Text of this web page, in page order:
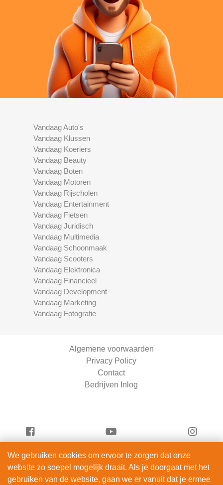
Vandaag Auto's
Vandaag Klussen
Vandaag Koeriers
Vandaag Beauty
Vandaag Boten
Vandaag Motoren
Vandaag Rijscholen
Vandaag Entertainment
Vandaag Fietsen
Vandaag Juridisch
Vandaag Multimedia
Vandaag Schoonmaak
Vandaag Scooters
Vandaag Elektronica
Vandaag Financieel
Vandaag Development
Vandaag Marketing
Vandaag Fotografie
Algemene voorwaarden
Privacy Policy
Contact
Bedrijven Inlog
Vandaag Fietsen is onderdeel van
ServiceRight B.V. | KVK 90914872
We gebruiken cookies om ervoor te zorgen dat onze
website zo soepel mogelijk draait. Als je doorgaat met het
gebruiken van de website, gaan we er vanuit dat je ermee